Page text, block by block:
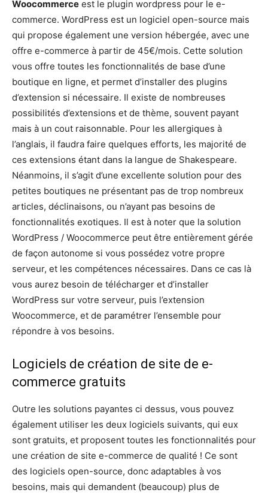
Woocommerce est le plugin wordpress pour le e-
commerce. WordPress est un logiciel open-source mais
qui propose également une version hébergée, avec une
offre e-commerce à partir de 45€/mois. Cette solution
vous offre toutes les fonctionnalités de base d’une
boutique en ligne, et permet d’installer des plugins
d’extension si nécessaire. Il existe de nombreuses
possibilités d’extensions et de thème, souvent payant
mais à un cout raisonnable. Pour les allergiques à
l’anglais, il faudra faire quelques efforts, les majorité de
ces extensions étant dans la langue de Shakespeare.
Néanmoins, il s’agit d’une excellente solution pour des
petites boutiques ne présentant pas de trop nombreux
articles, déclinaisons, ou n’ayant pas besoins de
fonctionnalités exotiques. Il est à noter que la solution
WordPress / Woocommerce peut être entièrement gérée
de façon autonome si vous possédez votre propre
serveur, et les compétences nécessaires. Dans ce cas là
vous aurez besoin de télécharger et d’installer
WordPress sur votre serveur, puis l’extension
Woocommerce, et de paramétrer l’ensemble pour
répondre à vos besoins.
Logiciels de création de site de e-
commerce gratuits
Outre les solutions payantes ci dessus, vous pouvez
également utiliser les deux logiciels suivants, qui eux
sont gratuits, et proposent toutes les fonctionnalités pour
une création de site e-commerce de qualité ! Ce sont
des logiciels open-source, donc adaptables à vos
besoins, mais qui demandent (beaucoup) plus de